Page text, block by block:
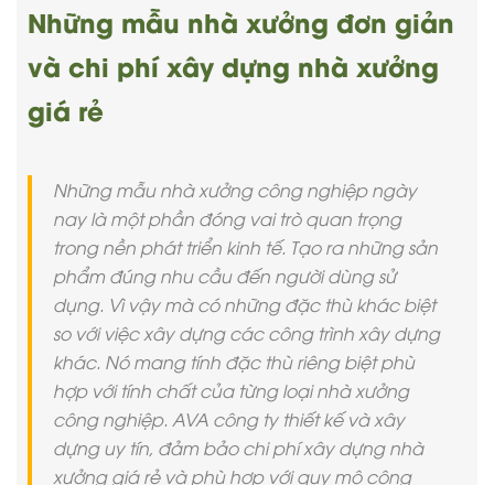
Những mẫu nhà xưởng đơn giản
và chi phí xây dựng nhà xưởng
giá rẻ
Những mẫu nhà xưởng công nghiệp ngày
nay là một phần đóng vai trò quan trọng
trong nền phát triển kinh tế. Tạo ra những sản
phẩm đúng nhu cầu đến người dùng sử
dụng. Vì vậy mà có những đặc thù khác biệt
so với việc xây dựng các công trình xây dựng
khác. Nó mang tính đặc thù riêng biệt phù
hợp với tính chất của từng loại nhà xưởng
công nghiệp. AVA công ty thiết kế và xây
dựng uy tín, đảm bảo chi phí xây dựng nhà
xưởng giá rẻ và phù hợp với quy mô công